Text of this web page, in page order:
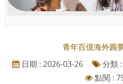
青年百億海外圓
日期 : 2026-03-26
分類 :
點閱 :